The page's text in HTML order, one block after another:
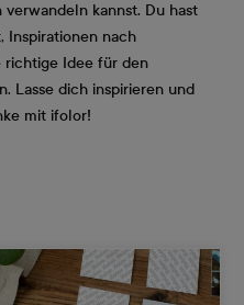
kannst. Du hast
Inspirationen nach
richtige Idee für den
Lasse dich inspirieren und
mit ifolor!